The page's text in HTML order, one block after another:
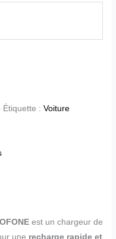
Étiquette : Voiture
est un chargeur de
une recharge rapide et